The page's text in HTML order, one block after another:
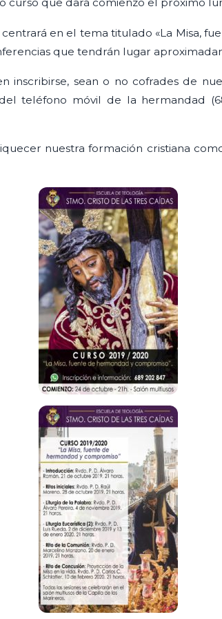
curso que dará comienzo el próximo
en el tema titulado «La Misa,
que tendrán lugar
inscribirse, sean o no cofrades de
teléfono móvil de la hermandad
nuestra formación cristiana